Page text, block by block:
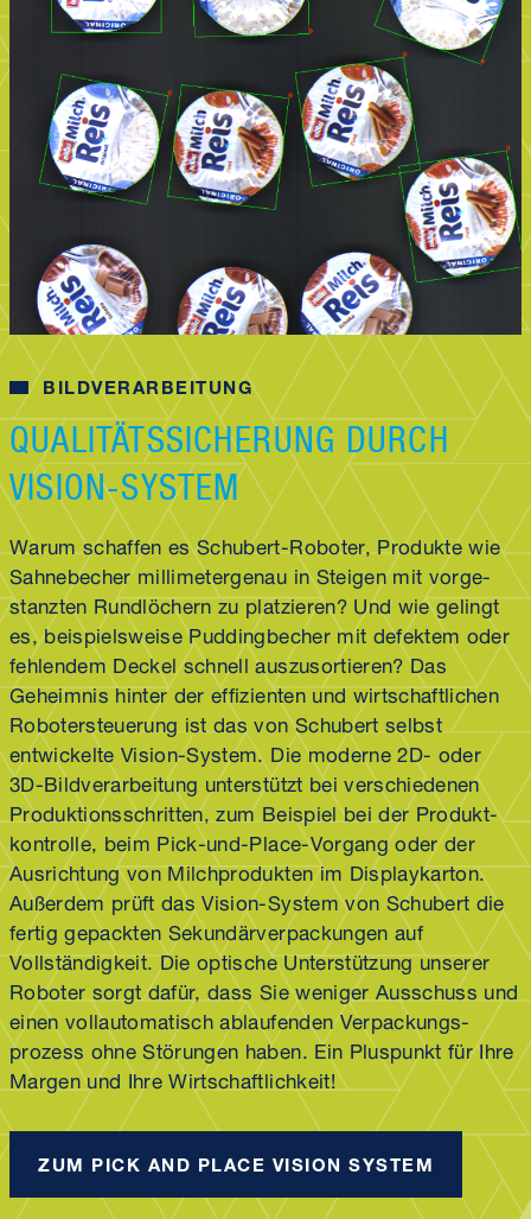
BILDVERARBEITUNG
QUALITÄTS­SICHERUNG DURCH
VISION-SYSTEM
Warum schaffen es Schubert-Roboter, Produkte wie
Sahne­becher millimeter­genau in Steigen mit vor­ge­
stanzten Rund­löchern zu platzieren? Und wie gelingt
es, beispiels­weise Pudding­becher mit defektem oder
fehlendem Deckel schnell aus­zu­sortieren? Das
Geheimnis hinter der effizienten und wirtschaftlichen
Roboter­steuerung ist das von Schubert selbst
entwickelte Vision-System. Die moderne 2D- oder
3D-Bild­verarbeitung unterstützt bei verschiedenen
Produktionsschritten, zum Beispiel bei der Produkt­
kontrolle, beim Pick-und-Place-Vorgang oder der
Ausrichtung von Milch­produkten im Displaykarton.
Außerdem prüft das Vision-System von Schubert die
fertig gepackten Sekundär­verpackungen auf
Vollständigkeit. Die optische Unterstützung unserer
Roboter sorgt dafür, dass Sie weniger Ausschuss und
einen vollautomatisch ablaufenden Verpackungs­
prozess ohne Störungen haben. Ein Pluspunkt für Ihre
Margen und Ihre Wirtschaftlichkeit!
ZUM PICK AND PLACE VISION SYSTEM